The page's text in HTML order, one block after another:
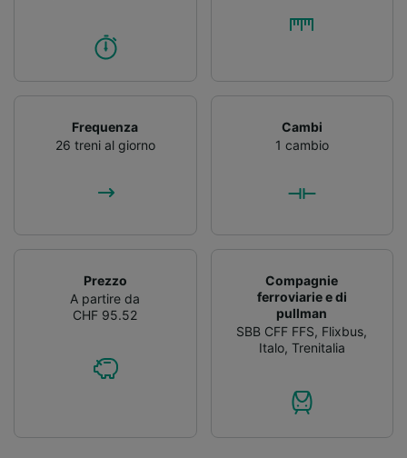
Frequenza
26 treni al giorno
Cambi
1 cambio
Prezzo
A partire da
CHF 95.52
Compagnie
ferroviarie e di
pullman
SBB CFF FFS, Flixbus,
Italo, Trenitalia